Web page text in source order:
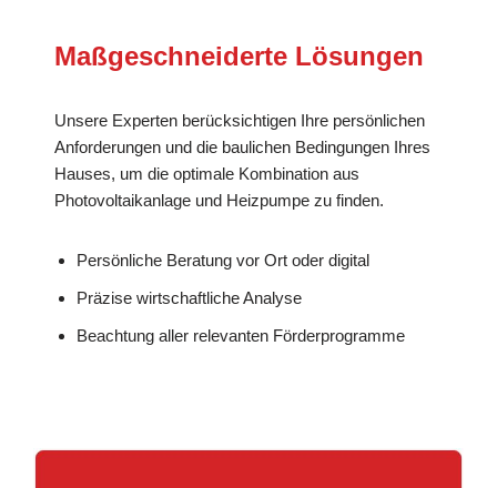
Maßgeschneiderte Lösungen
Unsere Experten berücksichtigen Ihre persönlichen
Anforderungen und die baulichen Bedingungen Ihres
Hauses, um die optimale Kombination aus
Photovoltaikanlage und Heizpumpe zu finden.
Persönliche Beratung vor Ort oder digital
Präzise wirtschaftliche Analyse
Beachtung aller relevanten Förderprogramme